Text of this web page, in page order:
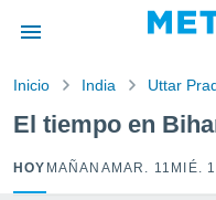
por
para
que se
Inicio India Uttar
El tiempo en
HOY MAÑANA MAR. 11 MIÉ.